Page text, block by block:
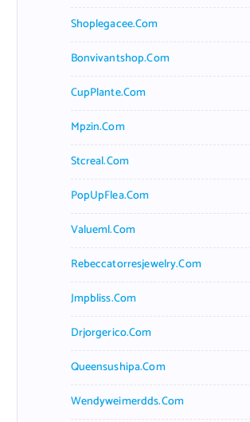
Shoplegacee.com
Bonvivantshop.com
CupPlante.com
Mpzin.com
Stcreal.com
PopUpFlea.com
Valueml.com
Rebeccatorresjewelry.com
Jmpbliss.com
Drjorgerico.com
Queensushipa.com
Wendyweimerdds.com